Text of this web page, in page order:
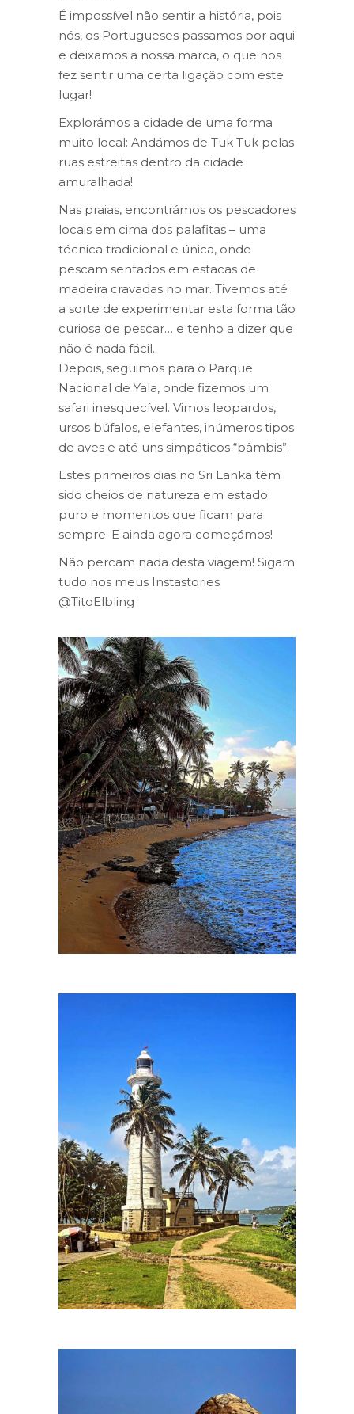
É impossível não sentir a história, pois
nós, os Portugueses passamos por aqui
e deixamos a nossa marca, o que nos
fez sentir uma certa ligação com este
lugar!
Explorámos a cidade de uma forma
muito local: Andámos de Tuk Tuk pelas
ruas estreitas dentro da cidade
amuralhada!
Nas praias, encontrámos os pescadores
locais em cima dos palafitas – uma
técnica tradicional e única, onde
pescam sentados em estacas de
madeira cravadas no mar. Tivemos até
a sorte de experimentar esta forma tão
curiosa de pescar… e tenho a dizer que
não é nada fácil..
Depois, seguimos para o Parque
Nacional de Yala, onde fizemos um
safari inesquecível. Vimos leopardos,
ursos búfalos, elefantes, inúmeros tipos
de aves e até uns simpáticos “bâmbis”.
Estes primeiros dias no Sri Lanka têm
sido cheios de natureza em estado
puro e momentos que ficam para
sempre. E ainda agora começámos!
Não percam nada desta viagem! Sigam
tudo nos meus Instastories
@TitoElbling